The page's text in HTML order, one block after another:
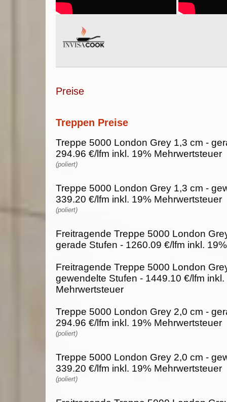
Preise
Treppen Preise
Treppe 5000 London Grey 1,3 cm -
294.96 €/lfm inkl. 19% Mehrwertsteuer
(poliert)
Treppe 5000 London Grey 1,3 cm -
339.20 €/lfm inkl. 19% Mehrwertsteuer
(poliert)
Freitragende Treppe 5000 London
gerade Stufen - 1260.09 €/lfm inkl.
Freitragende Treppe 5000 London
gewendelte Stufen - 1449.10 €/lfm inkl.
Mehrwertsteuer
Treppe 5000 London Grey 2,0 cm -
294.96 €/lfm inkl. 19% Mehrwertsteuer
(poliert)
Treppe 5000 London Grey 2,0 cm -
339.20 €/lfm inkl. 19% Mehrwertsteuer
(poliert)